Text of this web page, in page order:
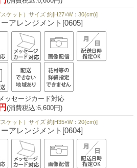
ケット）サイズ 約[H27×W：30(cm)]
アレンジメント[0605]
ッセージカード対応
(消費税込:6,600円)
ケット）サイズ 約[H35×W：20(cm)]
アレンジメント[0604]